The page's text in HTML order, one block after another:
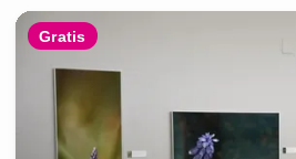
Gratis